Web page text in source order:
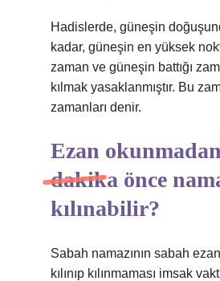
Hadislerde, güneşin
kadar, güneşin en yüksek
zaman ve güneşin battığı
kılmak yasaklanmıştır. Bu
zamanları denir.
Ezan
dakika önce
kılınabilir?
Sabah namazının sabah
kılınıp kılınmaması imsak